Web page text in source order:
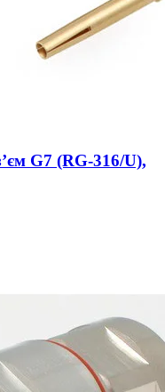
G7 (RG-316/U),